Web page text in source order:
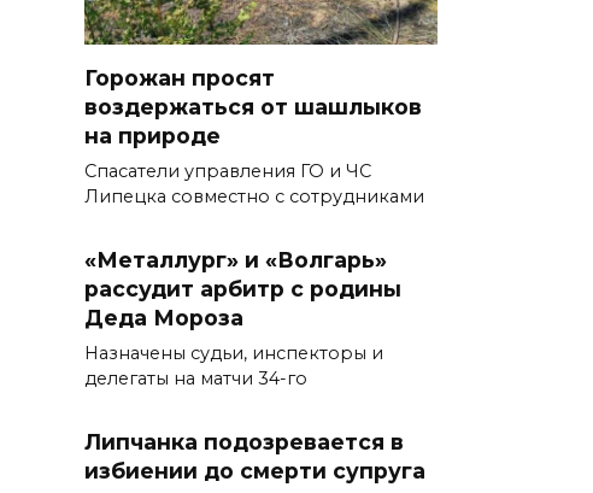
Горожан просят
воздержаться от шашлыков
на природе
Спасатели управления ГО и ЧС
Липецка совместно с сотрудниками
«Металлург» и «Волгарь»
рассудит арбитр с родины
Деда Мороза
Назначены судьи, инспекторы и
делегаты на матчи 34-го
Липчанка подозревается в
избиении до смерти супруга